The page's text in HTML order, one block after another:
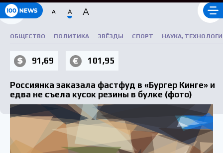
91,69 101,95
ОБЩЕСТВО ПОЛИТИКА ЗВЁЗДЫ СПОРТ НАУКА,
A A A
Россиянка заказала фастфуд в «Бургер Кинге» и
едва не съела кусок резины в булке (фото)